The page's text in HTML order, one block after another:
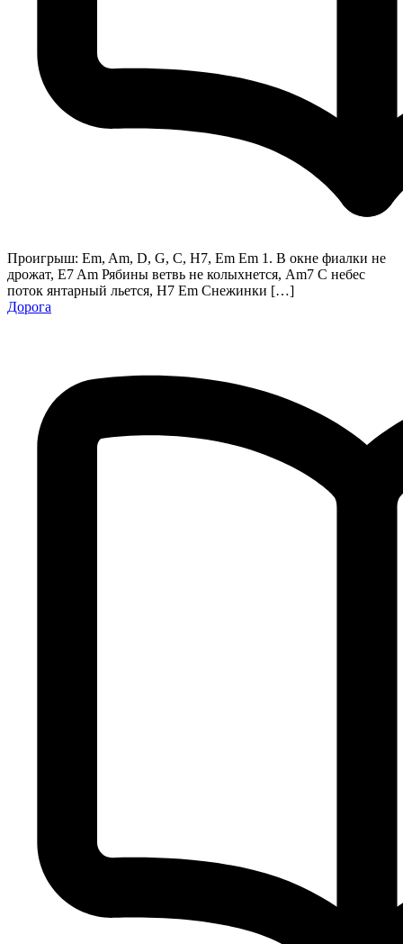
Проигрыш: Em, Am, D, G, C, H7, Em Em 1. В окне фиалки не
дрожат, E7 Am Рябины ветвь не колыхнется, Am7 С небес
поток янтарный льется, H7 Em Снежинки […]
Дорога